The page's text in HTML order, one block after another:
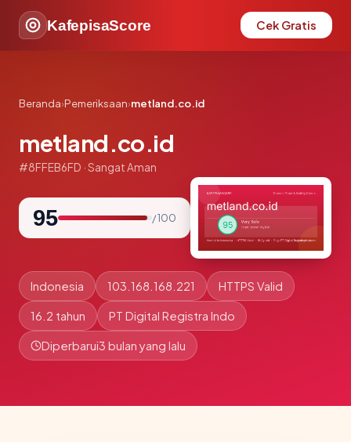
KafepisaScore Cek Gratis
Beranda›Pemeriksaan›metland.co.id
metland.co.id
#8FFEB6FD · Sangat Aman
95 / 100
Indonesia 103.168.168.221 HTTPS Valid
16.2 tahun PT Digital Registra Indo
Diperbarui3 bulan yang lalu